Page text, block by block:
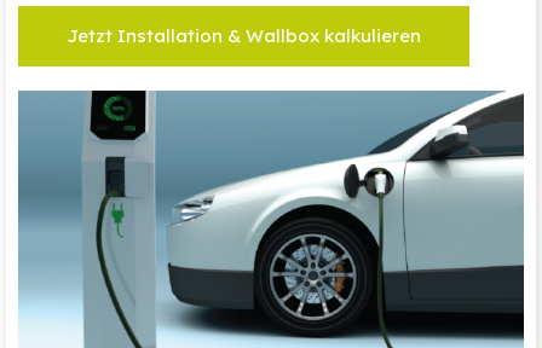
Jetzt Installation & Wallbox kalkulieren